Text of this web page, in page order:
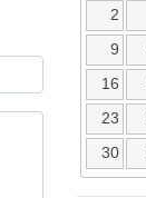
2
9
16
23
30